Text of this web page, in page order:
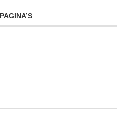
PAGINA’S